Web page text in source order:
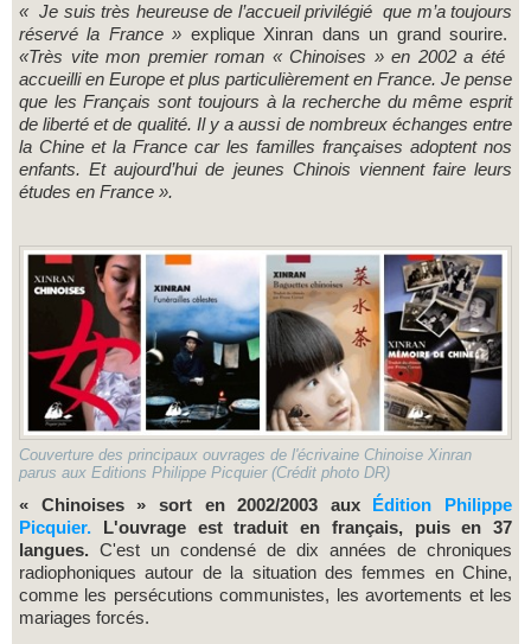
« Je suis très heureuse de l’accueil privilégié que m’a toujours
réservé la France » explique Xinran dans un grand sourire.
«Très vite mon premier roman « Chinoises » en 2002 a été
accueilli en Europe et plus particulièrement en France. Je pense
que les Français sont toujours à la recherche du même esprit
de liberté et de qualité. Il y a aussi de nombreux échanges entre
la Chine et la France car les familles françaises adoptent nos
enfants. Et aujourd’hui de jeunes Chinois viennent faire leurs
études en France ».
Couverture des principaux ouvrages de l'écrivaine Chinoise Xinran
parus aux Editions Philippe Picquier (Crédit photo DR)
« Chinoises » sort en 2002/2003 auxÉdition Philippe
Picquier. L'ouvrage est traduit en français, puis en 37
langues. C'est un condensé de dix années de chroniques
radiophoniques autour de la situation des femmes en Chine,
comme les persécutions communistes, les avortements et les
mariages forcés.